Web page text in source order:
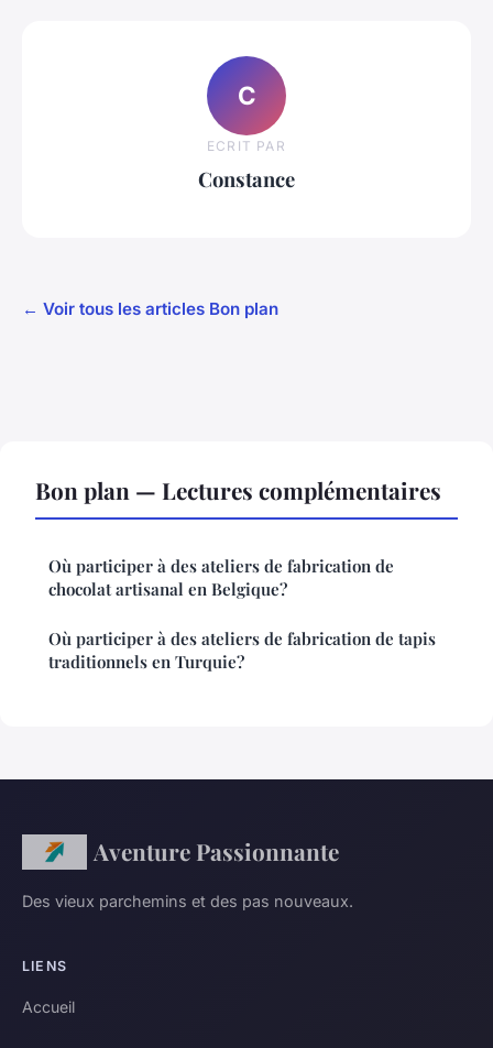
C
ECRIT PAR
Constance
← Voir tous les articles Bon plan
Bon plan — Lectures complémentaires
Où participer à des ateliers de fabrication de
chocolat artisanal en Belgique?
Où participer à des ateliers de fabrication de tapis
traditionnels en Turquie?
Aventure Passionnante
Des vieux parchemins et des pas nouveaux.
LIENS
Accueil